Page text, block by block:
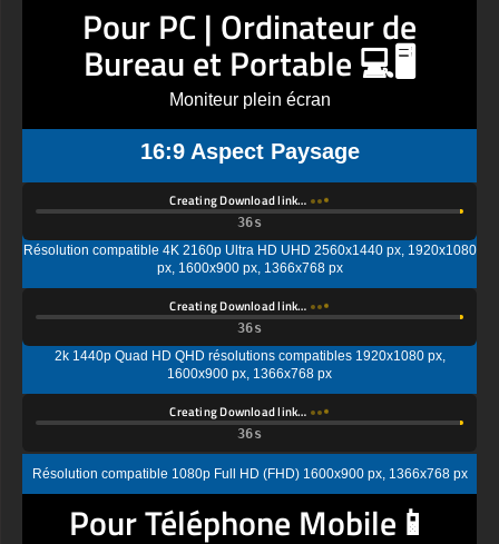
Pour PC | Ordinateur de
Bureau et Portable 💻🖥️
Moniteur plein écran
16:9 Aspect Paysage
Creating Download link…
Résolution compatible 4K 2160p Ultra HD UHD 2560x1440 px, 1920x1080
px, 1600x900 px, 1366x768 px
Creating Download link…
2k 1440p Quad HD QHD résolutions compatibles 1920x1080 px,
Creating Download link…
Résolution compatible 1080p Full HD (FHD) 1600x900 px, 1366x768 px
Pour Téléphone Mobile📱
Écran vertical